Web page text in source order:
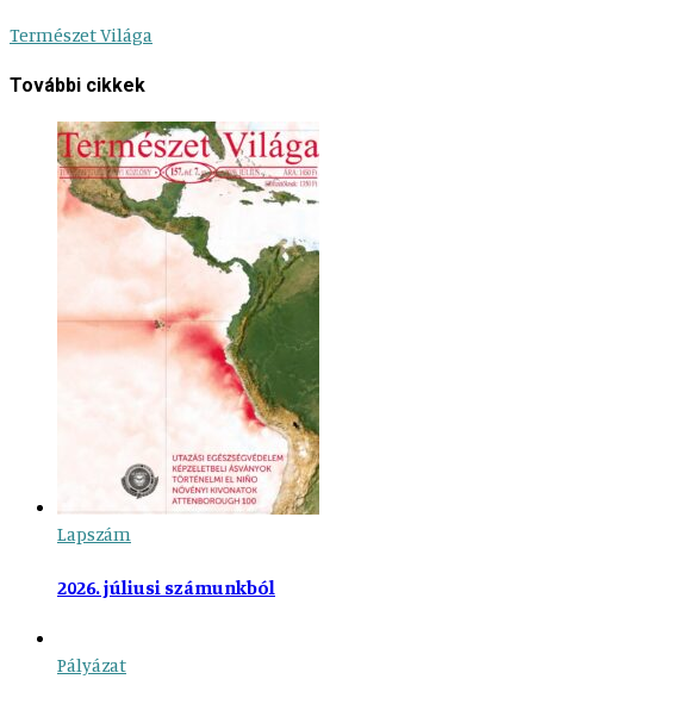
Természet Világa
További cikkek
Lapszám
2026. júliusi számunkból
Pályázat